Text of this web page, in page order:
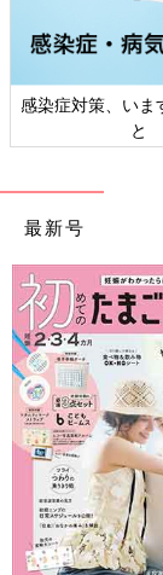
朝5時起きのパ
しかも娘、お昼
します。
感染症対策、いま
と
最新号